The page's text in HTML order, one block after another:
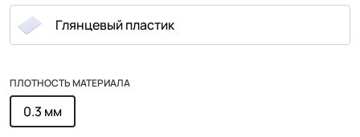
Глянцевый пластик
ПЛОТНОСТЬ МАТЕРИАЛА
0.3 мм